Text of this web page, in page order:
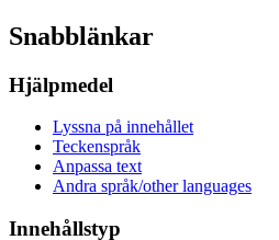
Snabblänkar
Hjälpmedel
Lyssna på innehållet
Teckenspråk
Anpassa text
Andra språk/other languages
Innehållstyp